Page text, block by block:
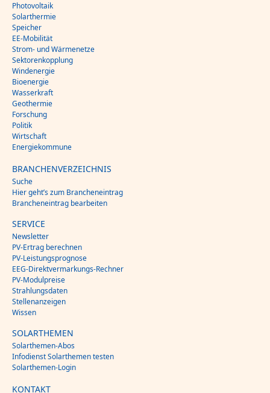
Photovoltaik
Solarthermie
Speicher
EE-Mobilität
Strom- und Wärmenetze
Sektorenkopplung
Windenergie
Bioenergie
Wasserkraft
Geothermie
Forschung
Politik
Wirtschaft
Energiekommune
BRANCHENVERZEICHNIS
Suche
Hier geht’s zum Brancheneintrag
Brancheneintrag bearbeiten
SERVICE
Newsletter
PV-Ertrag berechnen
PV-Leistungsprognose
EEG-Direktvermarkungs-Rechner
PV-Modulpreise
Strahlungsdaten
Stellenanzeigen
Wissen
SOLARTHEMEN
Solarthemen-Abos
Infodienst Solarthemen testen
Solarthemen-Login
KONTAKT